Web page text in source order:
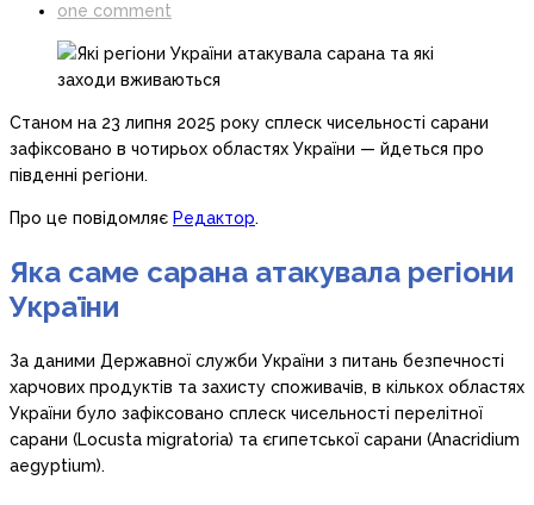
one comment
Станом на 23 липня 2025 року сплеск чисельності сарани
зафіксовано в чотирьох областях України — йдеться про
південні регіони.
Про це повідомляє Редактор.
Яка саме сарана атакувала регіони
України
За даними Державної служби України з питань безпечності
харчових продуктів та захисту споживачів, в кількох областях
України було зафіксовано сплеск чисельності перелітної
сарани (Locusta migratoria) та єгипетської сарани (Anacridium
aegyptium).